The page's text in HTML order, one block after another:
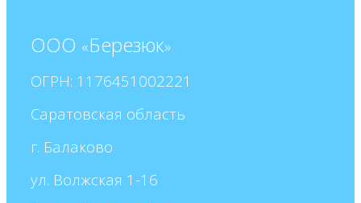
ООО «Березюк»
ОГРН: 1176451002221
Саратовская область
г. Балаково
ул. Волжская 1-16